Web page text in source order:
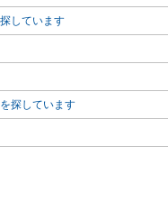
しています
探しています